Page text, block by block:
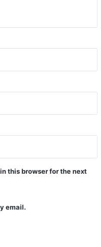
this browser for the next
email.